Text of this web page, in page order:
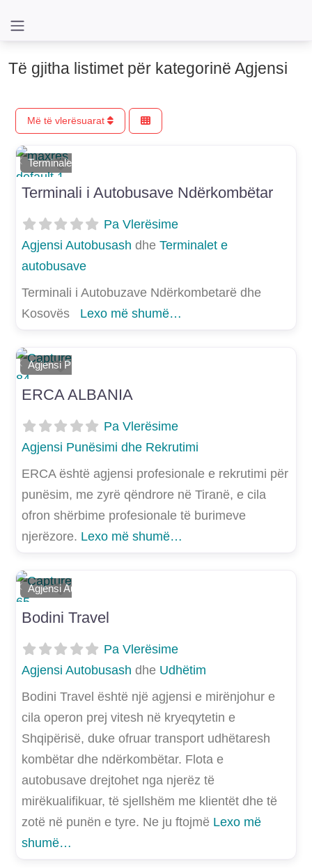
Të gjitha listimet për kategorinë Agjensi
Më të vlerësuarat
Shtoje si të preferuar
Terminalet e autobusave
E mëparshme
Më Tej
Terminali i Autobusave Ndërkombëtar
Pa Vlerësime
Agjensi Autobusash dhe Terminalet e
autobusave
Terminali i Autobuzave Ndërkombetarë dhe
Kosovës Lexo më shumë…
Shtoje si të preferuar
Agjensi Punësimi dhe Rekrutimi
E mëparshme
Më Tej
ERCA ALBANIA
Pa Vlerësime
Agjensi Punësimi dhe Rekrutimi
ERCA është agjensi profesionale e rekrutimi për
punësim, me zyrë qëndrore në Tiranë, e cila
ofron shërbime profesionale të burimeve
njerëzore. Lexo më shumë…
Shtoje si të preferuar
Agjensi Autobusash
E mëparshme
Më Tej
Bodini Travel
Pa Vlerësime
Agjensi Autobusash dhe Udhëtim
Bodini Travel është një agjensi e mirënjohur e
cila operon prej vitesh në kryeqytetin e
Shqipërisë, duke ofruar transport udhëtaresh
kombëtar dhe ndërkombëtar. Flota e
autobusave drejtohet nga njerëz të
mirëkualifikuar, të sjellshëm me klientët dhe të
zotë në punën e tyre. Ne ju ftojmë Lexo më
shumë…